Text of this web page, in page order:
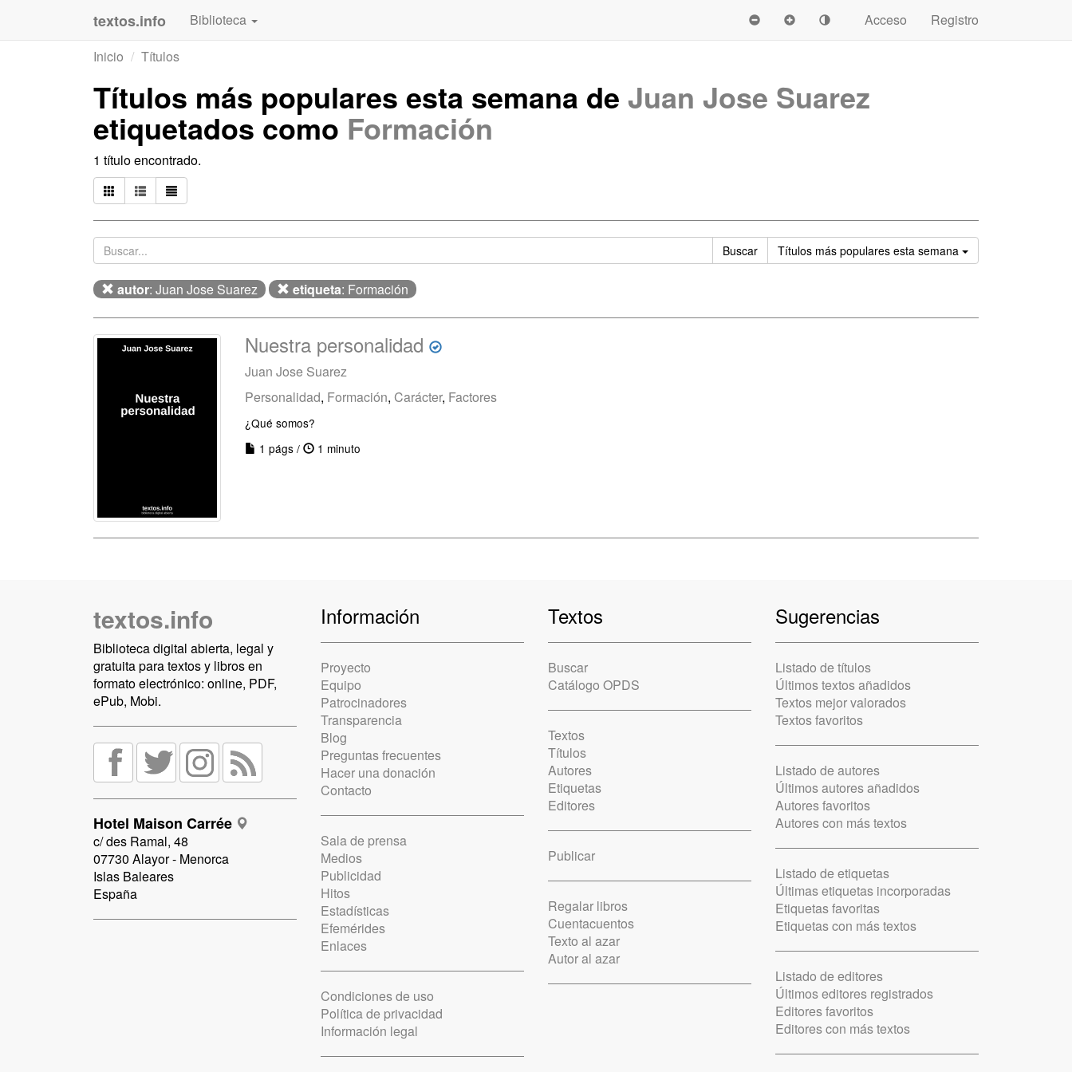
textos.info Biblioteca Acceso
Registro
Inicio
Títulos
Títulos más populares esta semana de Juan Jose Suarez
etiquetados como Formación
1 título encontrado.
Buscar Títulos más populares esta semana Ordenar
autor: Juan Jose Suarez etiqueta: Formación
Nuestra personalidad
Juan Jose Suarez
Personalidad, Formación, Carácter, Factores
¿Qué somos?
1 págs /
1 minuto
textos.info
Biblioteca digital abierta, legal y
gratuita para textos y libros en
formato electrónico: online, PDF,
ePub, Mobi.
Hotel Maison Carrée
c/ des Ramal, 48
07730 Alayor - Menorca
Islas Baleares
España
Información
Proyecto
Equipo
Patrocinadores
Transparencia
Blog
Preguntas frecuentes
Hacer una donación
Contacto
Sala de prensa
Medios
Publicidad
Hitos
Estadísticas
Efemérides
Enlaces
Condiciones de uso
Política de privacidad
Información legal
Textos
Buscar
Catálogo OPDS
Textos
Títulos
Autores
Etiquetas
Editores
Publicar
Regalar libros
Cuentacuentos
Texto al azar
Autor al azar
Sugerencias
Listado de títulos
Últimos textos añadidos
Textos mejor valorados
Textos favoritos
Listado de autores
Últimos autores añadidos
Autores favoritos
Autores con más textos
Listado de etiquetas
Últimas etiquetas incorporadas
Etiquetas favoritas
Etiquetas con más textos
Listado de editores
Últimos editores registrados
Editores favoritos
Editores con más textos